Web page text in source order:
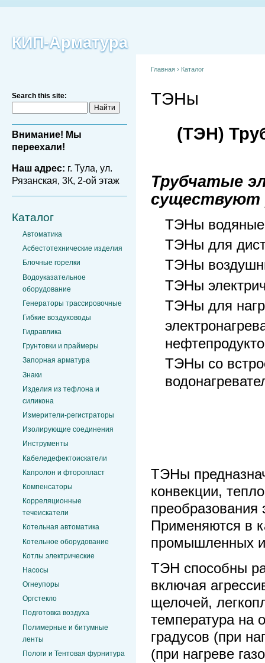
КИП-Арматура
Search this site:
Внимание! Мы
переехали!
Наш адрес: г. Тула, ул.
Рязанская, 3К, 2-ой этаж
Каталог
Автоматика
Асбестотехнические изделия
Блочные горелки
Водоуказательное
оборудование
Генераторы трассировочные
Гибкие воздуховоды
Гидравлика
Грунтовки и праймеры
Запорная арматура
Знаки
Изделия из тефлона и
силикона
Измерители-регистраторы
Изолирующие соединения
Инструменты
Кабеледефектоискатели
Капролон и фторопласт
Компенсаторы
Корреляционные
течеискатели
Котельная автоматика
Котельное оборудование
Котлы электрические
Насосы
Огнеупоры
Оргстекло
Подготовка воздуха
Полимерные и битумные
ленты
Пологи и Тентовая фурнитура
Главная › Каталог
ТЭНы
(ТЭН)
Трубчатые
существуют
ТЭНы
ТЭНы для
ТЭНы
ТЭНы
ТЭНы для
ТЭНы со
ТЭНы
конвекции,
преобразования
Применяются в
промышленных
ТЭН способны
включая
щелочей,
температура на
градусов (при
(при нагреве